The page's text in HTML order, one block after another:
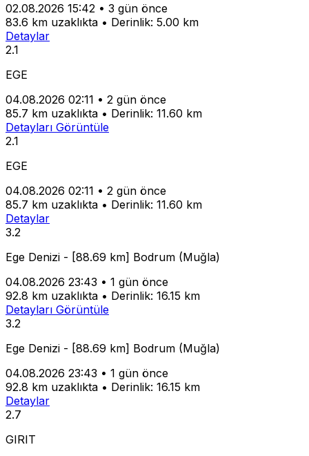
02.08.2026 15:42 • 3 gün önce
83.6 km uzaklıkta • Derinlik: 5.00 km
Detaylar
2.1
EGE
04.08.2026 02:11 • 2 gün önce
85.7 km uzaklıkta • Derinlik: 11.60 km
Detayları Görüntüle
2.1
EGE
04.08.2026 02:11 • 2 gün önce
85.7 km uzaklıkta • Derinlik: 11.60 km
Detaylar
3.2
Ege Denizi - [88.69 km] Bodrum (Muğla)
04.08.2026 23:43 • 1 gün önce
92.8 km uzaklıkta • Derinlik: 16.15 km
Detayları Görüntüle
3.2
Ege Denizi - [88.69 km] Bodrum (Muğla)
04.08.2026 23:43 • 1 gün önce
92.8 km uzaklıkta • Derinlik: 16.15 km
Detaylar
2.7
GIRIT